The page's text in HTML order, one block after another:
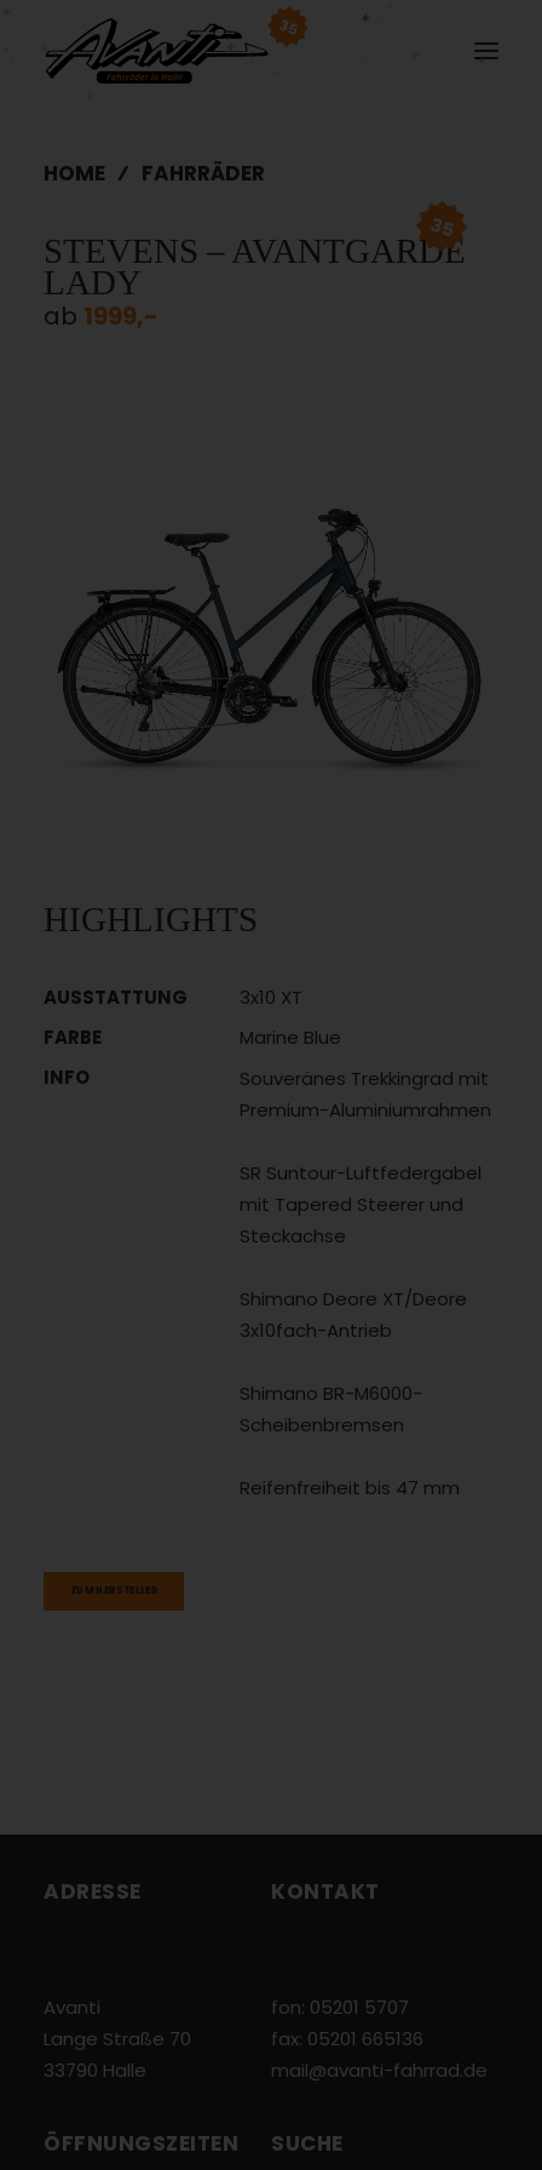
35
HOME FAHRRÄDER
STEVENS – AVANTGARDE
LADY
35
ab 1999,-
HIGHLIGHTS
AUSSTATTUNG
3x10 XT
FARBE
Marine Blue
INFO
Souveränes Trekkingrad mit
Premium-Aluminiumrahmen
SR Suntour-Luftfedergabel
mit Tapered Steerer und
Steckachse
Shimano Deore XT/Deore
3x10fach-Antrieb
Shimano BR-M6000-
Scheibenbremsen
Reifenfreiheit bis 47 mm
ZUM HERSTELLER
ADRESSE
Avanti
Lange Straße 70
33790 Halle
KONTAKT
fon: 05201 5707
fax: 05201 665136
mail@avanti-fahrrad.de
ÖFFNUNGSZEITEN SUCHE